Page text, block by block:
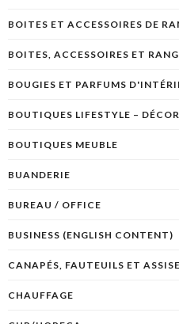
BOITES ET ACCESSOIRES DE
BOITES, ACCESSOIRES ET
BOUGIES ET PARFUMS
BOUTIQUES LIFESTYLE –
BOUTIQUES MEUBLE
BUANDERIE
BUREAU / OFFICE
BUSINESS (ENGLISH CONTENT)
CANAPÉS, FAUTEUILS ET
CHAUFFAGE